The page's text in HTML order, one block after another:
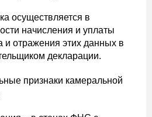
осуществляется в
начисления и уплаты
и отражения этих данных в
декларации.
признаки камеральной